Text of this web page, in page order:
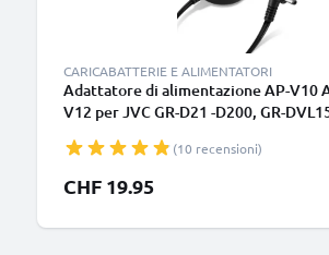
CARICABATTERIE E ALIMENTATORI
Adattatore di alimentazione AP-V10
V12 per JVC GR-D21 -D200, GR-
batteria finta dummy, DC coupler per
corrente continua
(10 recensioni)
CHF 19.95